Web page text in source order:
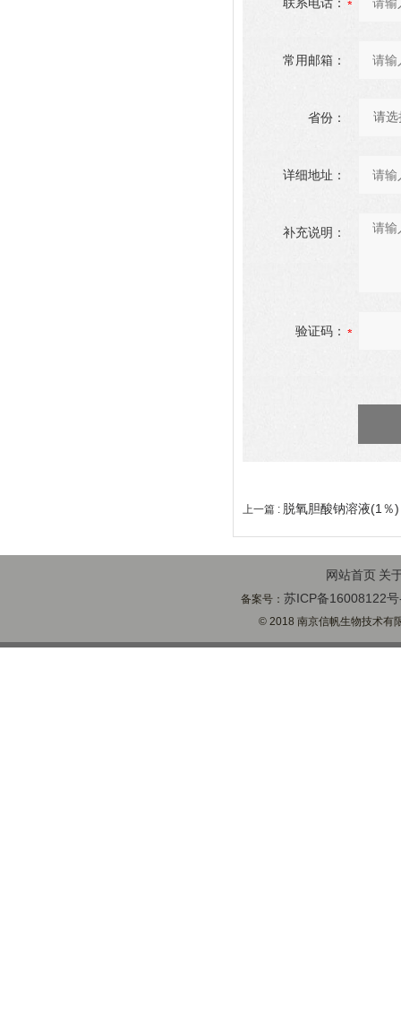
常用邮箱：
省份：
详细地址：
补充说明：
验证码：
上一篇 : 脱氧胆酸钠溶液(1％)
网站首页 关
备案号： 苏ICP备16008122
© 2018 南京信帆生物技术有